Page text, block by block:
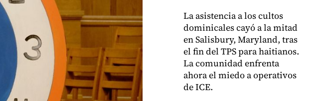
La asistencia a los cultos
dominicales cayó a la mitad
en Salisbury, Maryland, tras
el fin del TPS para haitianos.
La comunidad enfrenta
ahora el miedo a operativos
de ICE.